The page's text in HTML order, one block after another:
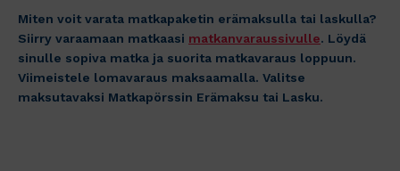
Miten voit varata matkapaketin erämaksulla tai laskulla?
Siirry varaamaan matkaasi matkanvaraussivulle. Löydä
sinulle sopiva matka ja suorita matkavaraus loppuun.
Viimeistele lomavaraus maksaamalla. Valitse
maksutavaksi Matkapörssin Erämaksu tai Lasku.